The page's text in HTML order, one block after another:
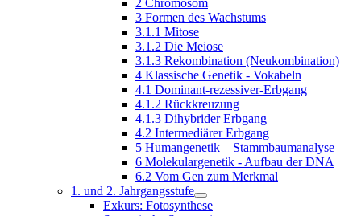
2 Chromosom
3 Formen des Wachstums
3.1.1 Mitose
3.1.2 Die Meiose
3.1.3 Rekombination (Neukombination)
4 Klassische Genetik - Vokabeln
4.1 Dominant-rezessiver-Erbgang
4.1.2 Rückkreuzung
4.1.3 Dihybrider Erbgang
4.2 Intermediärer Erbgang
5 Humangenetik – Stammbaumanalyse
6 Molekulargenetik - Aufbau der DNA
6.2 Vom Gen zum Merkmal
1. und 2. Jahrgangsstufe
Exkurs: Fotosynthese